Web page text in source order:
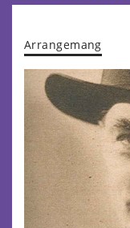
Arrangemang